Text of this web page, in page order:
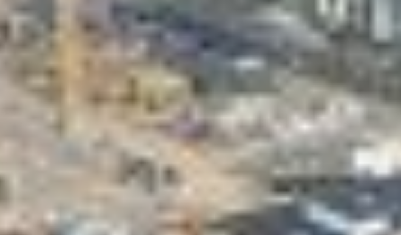
Ohje
English